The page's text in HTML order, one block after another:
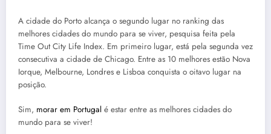
A cidade do Porto alcança o segundo lugar no ranking das
melhores cidades do mundo para se viver, pesquisa feita pela
Time Out City Life Index. Em primeiro lugar, está pela segunda vez
consecutiva a cidade de Chicago. Entre as 10 melhores estão Nova
Iorque, Melbourne, Londres e Lisboa conquista o oitavo lugar na
posição.
Sim, morar em Portugal é estar entre as melhores cidades do
mundo para se viver!